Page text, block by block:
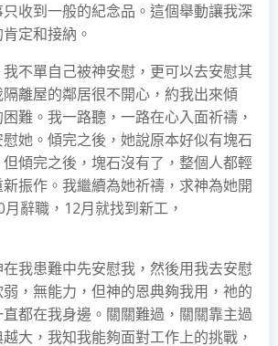
收到一般的紀念品。這個舉動讓我深
定和接納。
不單自己被神安慰，更可以去安慰其
離屋的鄰居很不開心，約我出來傾
難。我一路聽，一路在心入面祈禱，
她。傾完之後，她說原本好似有塊石
傾完之後，塊石沒有了，整個人都輕
振作。我繼續為她祈禱，求神為她開
辭職，12月就找到新工，
我患難中先安慰我，然後用我去安慰
，無能力，但神的恩典夠我用，祂的
都在我身邊。關關難過，關關靠主過
大，我知我能夠面對工作上的挑戰，